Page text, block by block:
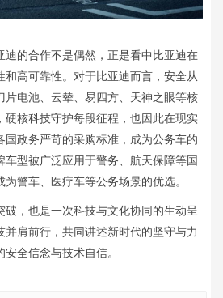
迪的合作不是偶然，正是看中比亚迪在
高可靠性。对于比亚迪而言，安全从
片电池、云辇、易四方、天神之眼等核
硬核科技守护每段征程，也因此在现实
政务严苛的采购标准，成为公务车的
型被广泛应用于警务、航天保障等国
警车、医疗车等公务场景的优选。
，也是一次科技与文化协同的生动呈
肩前行，共同讲述新时代的坚守与力
全信念与技术自信。